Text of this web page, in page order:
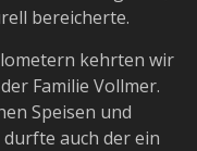
bereicherte.
kehrten wir
Familie Vollmer.
Speisen und
auch der ein